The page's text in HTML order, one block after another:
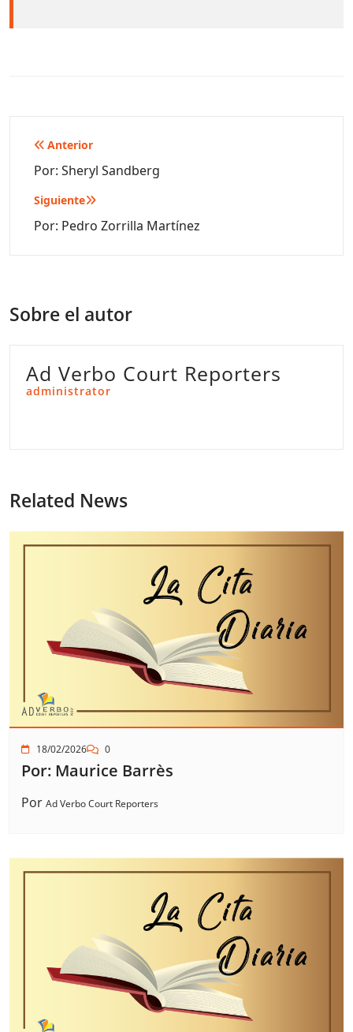
Navegación
de
entradas
Anterior
Por: Sheryl Sandberg
Siguiente
Por: Pedro Zorrilla Martínez
Sobre el autor
Ad Verbo Court Reporters
administrator
Related News
18/02/2026 0
Por: Maurice Barrès
Por Ad Verbo Court Reporters